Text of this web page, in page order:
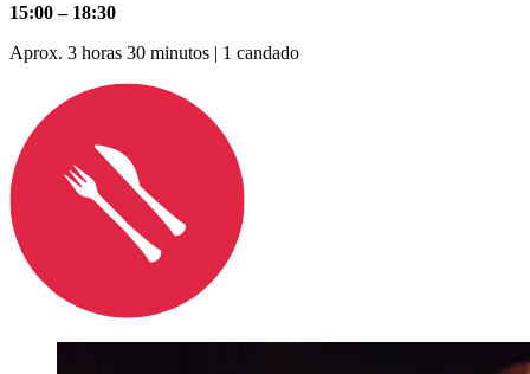
15:00 – 18:30
Aprox. 3 horas 30 minutos | 1 candado